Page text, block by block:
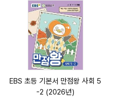
EBS 초등 기본서 만점왕 사회 5
-2 (2026년)